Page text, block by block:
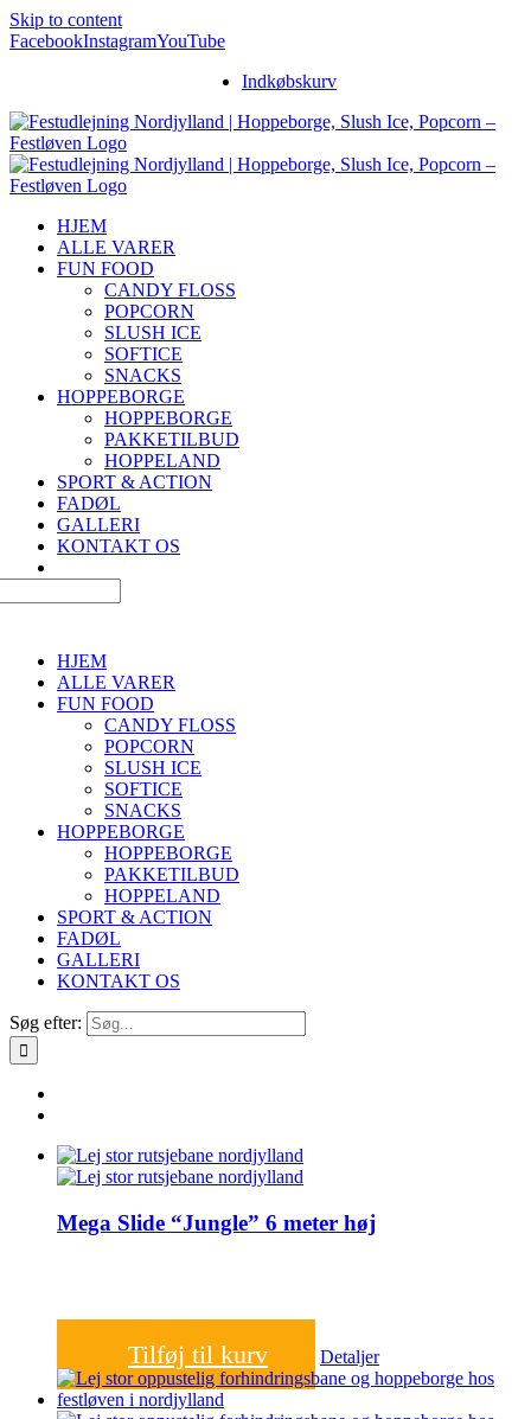
Skip to content
FacebookInstagramYouTube
Indkøbskurv
HJEM
ALLE VARER
FUN FOOD
CANDY FLOSS
POPCORN
SLUSH ICE
SOFTICE
SNACKS
HOPPEBORGE
HOPPEBORGE
PAKKETILBUD
HOPPELAND
SPORT & ACTION
FADØL
GALLERI
KONTAKT OS
HJEM
ALLE VARER
FUN FOOD
CANDY FLOSS
POPCORN
SLUSH ICE
SOFTICE
SNACKS
HOPPEBORGE
HOPPEBORGE
PAKKETILBUD
HOPPELAND
SPORT & ACTION
FADØL
GALLERI
KONTAKT OS
Søg efter:
Mega Slide “Jungle” 6 meter høj
Tilføj til kurv Detaljer